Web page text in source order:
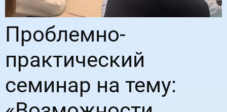
Проблемно-
практический
семинар на тему: